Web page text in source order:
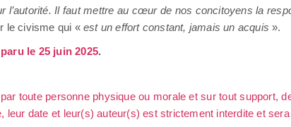
Il faut mettre au cœur de nos concitoyens la
le civisme qui «est un effort constant, jamais un acquis ».
le 25 juin 2025.
toute personne physique ou morale et sur tout
leur date et leur(s) auteur(s) est strictement interdite et